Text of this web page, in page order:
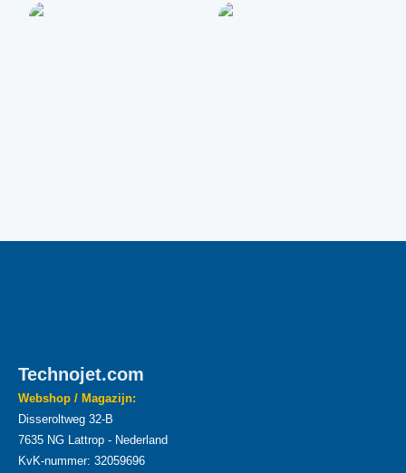
Technojet.com
Webshop / Magazijn:
Disseroltweg 32-B
7635 NG Lattrop - Nederland
KvK-nummer: 32059696